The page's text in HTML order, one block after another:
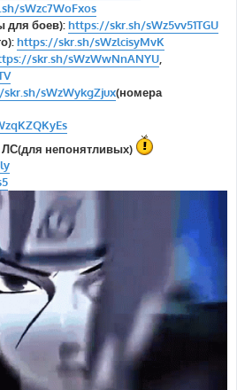
sWzc7WoFxos
для боев):https://skr.sh/sWz5vv51TGU
https://skr.sh/sWzlcisyMvK
skr.sh/sWzWwNnANYU,
sWzWykgZjux(номера
непонятливых)